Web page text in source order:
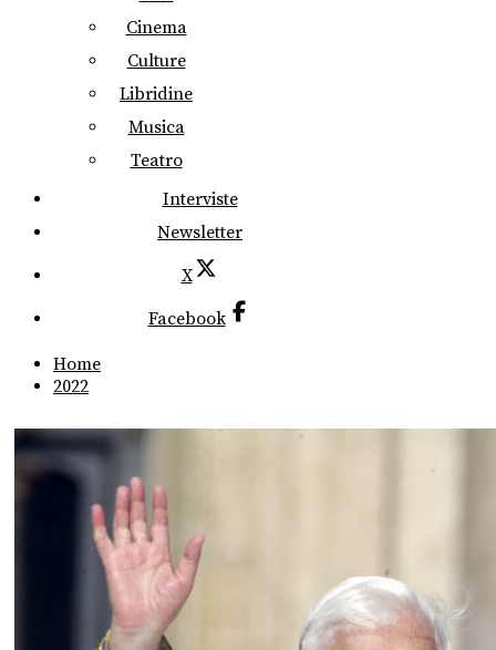
Cinema
Culture
Libridine
Musica
Teatro
Interviste
Newsletter
X
Facebook
Home
2022